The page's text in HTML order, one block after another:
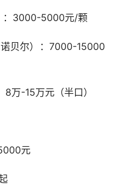
：3000-5000元/颗
8万-15万元（半口）
元